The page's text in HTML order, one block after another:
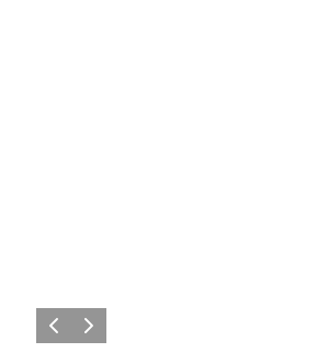
ZurückWeiter